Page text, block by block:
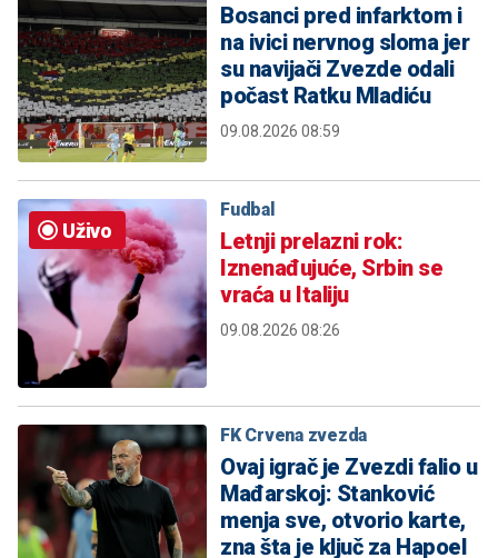
Bosanci pred infarktom i
na ivici nervnog sloma jer
su navijači Zvezde odali
počast Ratku Mladiću
09.08.2026 08:59
Uživo
Fudbal
Letnji prelazni rok:
Iznenađujuće, Srbin se
vraća u Italiju
09.08.2026 08:26
FK Crvena zvezda
Ovaj igrač je Zvezdi falio u
Mađarskoj: Stanković
menja sve, otvorio karte,
zna šta je ključ za Hapoel